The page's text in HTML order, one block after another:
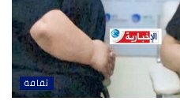
ثقافة